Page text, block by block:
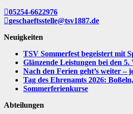
05254-6622976
geschaeftsstelle@tsv1887.de
Neuigkeiten
TSV Sommerfest begeistert mit
Glänzende Leistungen bei den 5.
Nach den Ferien geht’s weiter –
Tag des Ehrenamts 2026:
Sommerferienkurse
Abteilungen